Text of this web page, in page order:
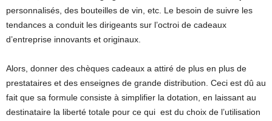
personnalisés, des bouteilles de vin, etc. Le besoin de suivre les
tendances a conduit les dirigeants sur l’octroi de cadeaux
d’entreprise innovants et originaux.
Alors, donner des chèques cadeaux a attiré de plus en plus de
prestataires et des enseignes de grande distribution. Ceci est dû au
fait que sa formule consiste à simplifier la dotation, en laissant au
destinataire la liberté totale pour ce qui est du choix de l’utilisation